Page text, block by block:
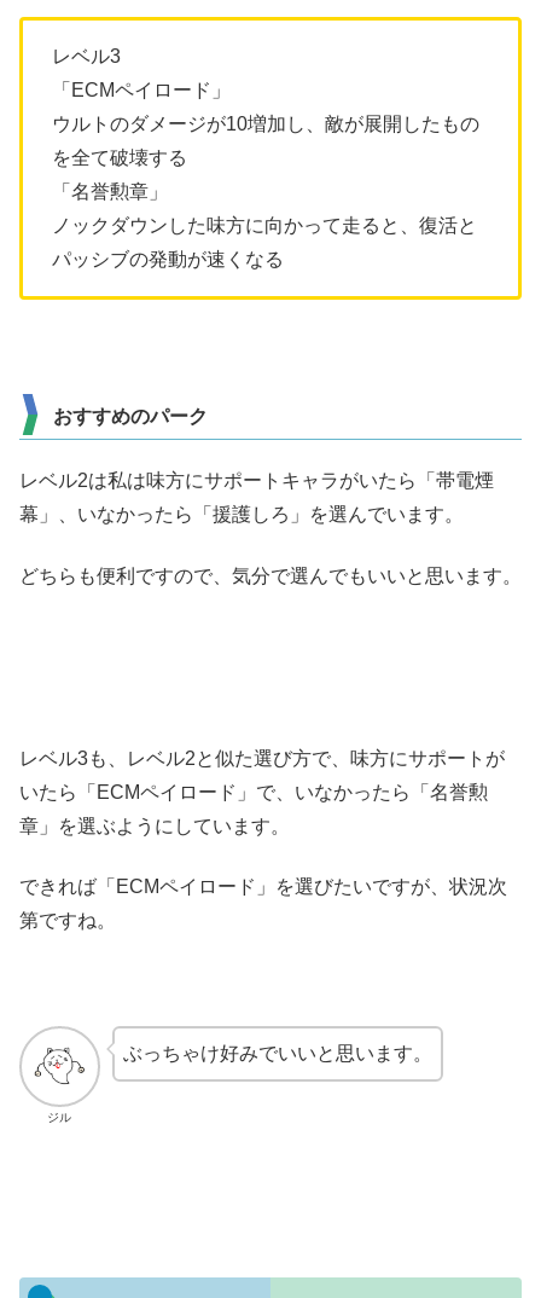
レベル3
「ECMペイロード」
ウルトのダメージが10増加し、敵が展開したもの
を全て破壊する
「名誉勲章」
ノックダウンした味方に向かって走ると、復活と
パッシブの発動が速くなる
おすすめのパーク
レベル2は私は味方にサポートキャラがいたら「帯電煙
幕」、いなかったら「援護しろ」を選んでいます。
どちらも便利ですので、気分で選んでもいいと思います。
レベル3も、レベル2と似た選び方で、味方にサポートが
いたら「ECMペイロード」で、いなかったら「名誉勲
章」を選ぶようにしています。
できれば「ECMペイロード」を選びたいですが、状況次
第ですね。
ジル
ぶっちゃけ好みでいいと思います。